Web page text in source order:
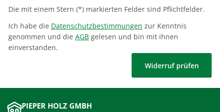
Die mit einem Stern (*) markierten Felder sind Pflichtfelder.
Ich habe die Datenschutzbestimmungen zur Kenntnis
genommen und die AGB gelesen und bin mit ihnen
einverstanden.
Widerruf prüfen
PIEPER HOLZ GMBH